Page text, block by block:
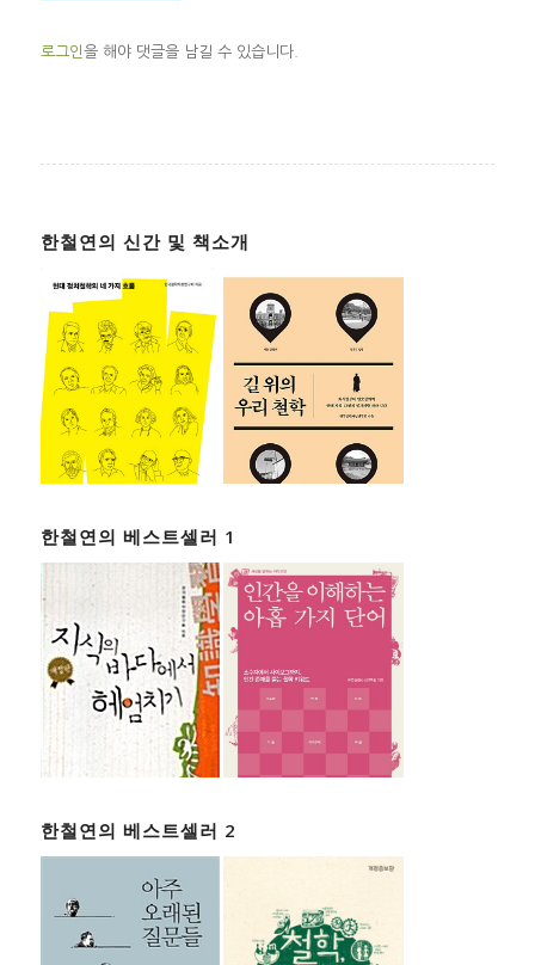
로그인을 해야 댓글을 남길 수 있습니다.
한철연의 신간 및 책소개
한철연의 베스트셀러 1
한철연의 베스트셀러 2